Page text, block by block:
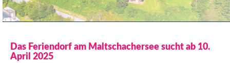
Das Feriendorf am Maltschachersee sucht ab 10.
April 2025